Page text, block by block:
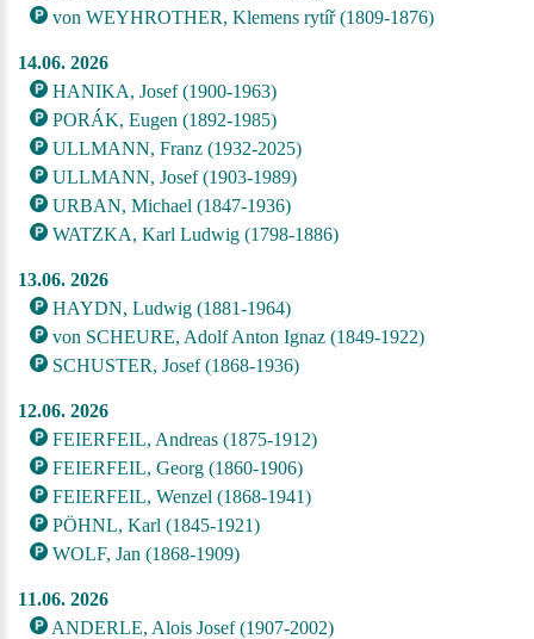
von WEYHROTHER, Klemens rytíř (1809-1876)
14.06. 2026
HANIKA, Josef (1900-1963)
PORÁK, Eugen (1892-1985)
ULLMANN, Franz (1932-2025)
ULLMANN, Josef (1903-1989)
URBAN, Michael (1847-1936)
WATZKA, Karl Ludwig (1798-1886)
13.06. 2026
HAYDN, Ludwig (1881-1964)
von SCHEURE, Adolf Anton Ignaz (1849-1922)
SCHUSTER, Josef (1868-1936)
12.06. 2026
FEIERFEIL, Andreas (1875-1912)
FEIERFEIL, Georg (1860-1906)
FEIERFEIL, Wenzel (1868-1941)
PÖHNL, Karl (1845-1921)
WOLF, Jan (1868-1909)
11.06. 2026
ANDERLE, Alois Josef (1907-2002)